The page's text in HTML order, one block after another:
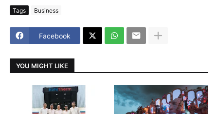
Tags Business
Facebook
YOU MIGHT LIKE